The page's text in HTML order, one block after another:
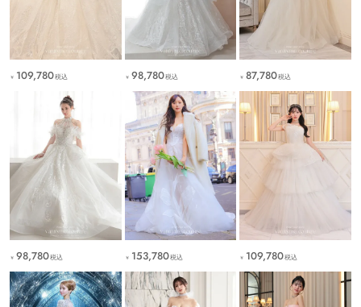
￥ 109,780税込 ￥ 98,780税込 ￥ 87,780税込
￥ 98,780税込 ￥ 153,780税込 ￥ 109,780税込